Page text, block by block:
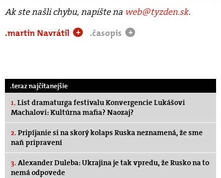
Ak ste našli chybu, napíšte na web@tyzden.sk.
.martin Navrátil
+ .časopis +
.teraz najčítanejšie
1. List dramaturga festivalu Konvergencie Lukášovi
Machalovi: Kultúrna mafia? Naozaj?
2. Pripíjanie si na skorý kolaps Ruska neznamená, že sme
naň pripravení
3. Alexander Duleba: Ukrajina je tak vpredu, že Rusko na to
nemá odpovede